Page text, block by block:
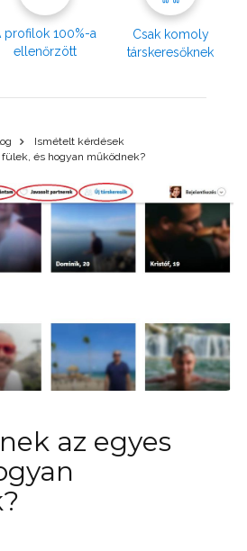
profilok 100%-a
ellenőrzött
Csak komoly
társkeresőknek
Ismételt kérdések
és hogyan működnek?
az egyes